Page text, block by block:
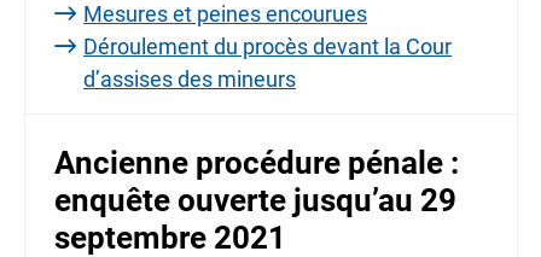
Mesures et peines encourues
Déroulement du procès devant la Cour
d’assises des mineurs
Ancienne procédure pénale :
enquête ouverte jusqu’au 29
septembre 2021